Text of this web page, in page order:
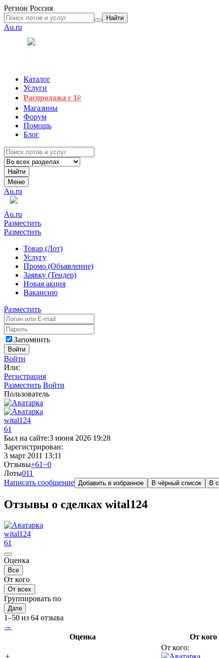
Регион Россия
Найти
Au.ru
Каталог
Услуги
Распродажа с 1₽
Магазины
Форум
Помощь
Блог
Найти
Меню
Au.ru
Au.ru
Разместить
Разместить
Товар (Лот)
Услугу
Промо (Объявление)
Заявку (Тендер)
Новая акция
Вакансию
Разместить
Запомнить
Войти
Войти
Или:
Регистрация
Разместить Войти
Пользователь
wital124
61
Был на сайте:3 июня 2026 19:28
Зарегистрирован:
3 март 2011 13:11
Отзывы+61−0
Лоты011
Написать сообщение Добавить в избранное В чёрный список В
Отзывы о сделках wital124
wital124
61
Оценка
Все
От кого
От всех
Группировать по
Дате
1–50 из 64 отзыва
→
Оценка
От кого
+
От кого: